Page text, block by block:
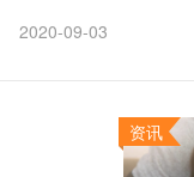
2020-09-03
资讯